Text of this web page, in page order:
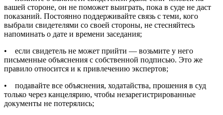
вашей стороне, он не поможет выиграть, пока в суде не даст
показаний. Постоянно поддерживайте связь с теми, кого
выбрали свидетелями со своей стороны, не стесняйтесь
напоминать о дате и времени заседания;
• если свидетель не может прийти — возьмите у него
письменные объяснения с собственной подписью. Это же
правило относится и к привлечению экспертов;
• подавайте все объяснения, ходатайства, прошения в суд
только через канцелярию, чтобы незарегистрированные
документы не потерялись;